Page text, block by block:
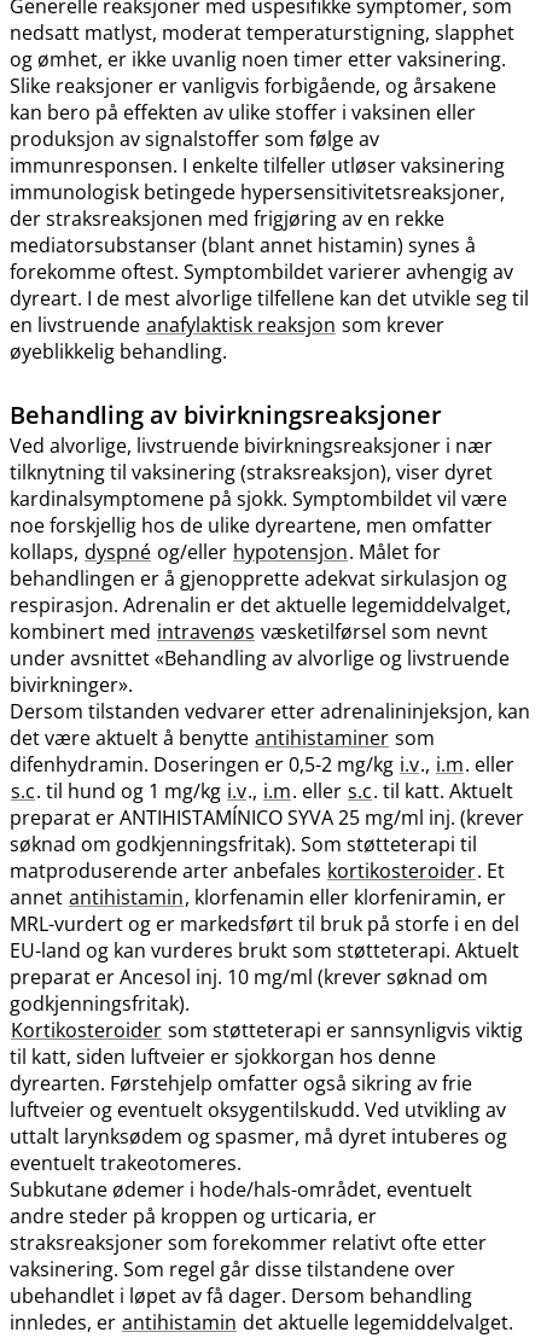
Generelle reaksjoner med uspesifikke symptomer, som
nedsatt matlyst, moderat temperaturstigning, slapphet
og ømhet, er ikke uvanlig noen timer etter vaksinering.
Slike reaksjoner er vanligvis forbigående, og årsakene
kan bero på effekten av ulike stoffer i vaksinen eller
produksjon av signalstoffer som følge av
immunresponsen. I enkelte tilfeller utløser vaksinering
immunologisk betingede hypersensitivitetsreaksjoner,
der straksreaksjonen med frigjøring av en rekke
mediatorsubstanser (blant annet histamin) synes å
forekomme oftest. Symptombildet varierer avhengig av
dyreart. I de mest alvorlige tilfellene kan det utvikle seg til
en livstruende anafylaktisk reaksjon som krever
øyeblikkelig behandling.
Behandling av bivirkningsreaksjoner
Ved alvorlige, livstruende bivirkningsreaksjoner i nær
tilknytning til vaksinering (straksreaksjon), viser dyret
kardinalsymptomene på sjokk. Symptombildet vil være
noe forskjellig hos de ulike dyreartene, men omfatter
kollaps, dyspné og​/​eller hypotensjon. Målet for
behandlingen er å gjenopprette adekvat sirkulasjon og
respirasjon. Adrenalin er det aktuelle legemiddelvalget,
kombinert med intravenøs væsketilførsel som nevnt
under avsnittet «Behandling av alvorlige og livstruende
bivirkninger».
Dersom tilstanden vedvarer etter adrenalininjeksjon, kan
det være aktuelt å benytte antihistaminer som
difenhydramin. Doseringen er 0,5-2 mg/kg i.v., i.m. eller
s.c. til hund og 1 mg/kg i.v., i.m. eller s.c. til katt. Aktuelt
preparat er ANTIHISTAMÍNICO SYVA 25 mg/ml inj. (krever
søknad om godkjenningsfritak). Som støtteterapi til
matproduserende arter anbefales kortikosteroider. Et
annet antihistamin, klorfenamin eller klorfeniramin, er
MRL-vurdert og er markedsført til bruk på storfe i en del
EU-land og kan vurderes brukt som støtteterapi. Aktuelt
preparat er Ancesol inj. 10 mg/ml (krever søknad om
godkjenningsfritak).
Kortikosteroider som støtteterapi er sannsynligvis viktig
til katt, siden luftveier er sjokkorgan hos denne
dyrearten. Førstehjelp omfatter også sikring av frie
luftveier og eventuelt oksygentilskudd. Ved utvikling av
uttalt larynksødem og spasmer, må dyret intuberes og
eventuelt trakeotomeres.
Subkutane ødemer i hode​/​hals-området, eventuelt
andre steder på kroppen og urticaria, er
straksreaksjoner som forekommer relativt ofte etter
vaksinering. Som regel går disse tilstandene over
ubehandlet i løpet av få dager. Dersom behandling
innledes, er antihistamin det aktuelle legemiddelvalget.